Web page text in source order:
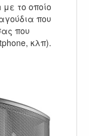
το οποίο
που
που
κλπ).